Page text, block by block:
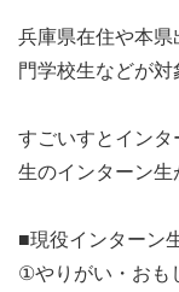
兵庫県在住や本
門学校生などが対
すごいすとイン
生のインターン生
■現役インターン
①やりがい・おも